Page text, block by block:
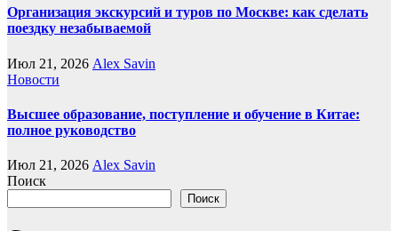
Организация экскурсий и туров по Москве: как сделать
поездку незабываемой
Июл 21, 2026 Alex Savin
Новости
Высшее образование, поступление и обучение в Китае:
полное руководство
Июл 21, 2026 Alex Savin
Поиск
Поиск